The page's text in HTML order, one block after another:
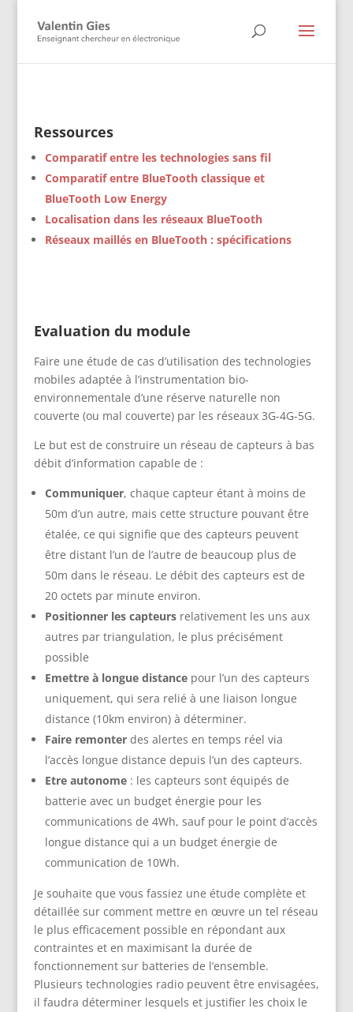
Ressources
Comparatif entre les technologies sans fil
Comparatif entre BlueTooth classique et
BlueTooth Low Energy
Localisation dans les réseaux BlueTooth
Réseaux maillés en BlueTooth : spécifications
Evaluation du module
Faire une étude de cas d’utilisation des technologies
mobiles adaptée à l’instrumentation bio-
environnementale d’une réserve naturelle non
couverte (ou mal couverte) par les réseaux 3G-4G-5G.
Le but est de construire un réseau de capteurs à bas
débit d’information capable de :
Communiquer, chaque capteur étant à moins de
50m d’un autre, mais cette structure pouvant être
étalée, ce qui signifie que des capteurs peuvent
être distant l’un de l’autre de beaucoup plus de
50m dans le réseau. Le débit des capteurs est de
20 octets par minute environ.
Positionner les capteursrelativement les uns aux
autres par triangulation, le plus précisément
possible
Emettre à longue distancepour l’un des capteurs
uniquement, qui sera relié à une liaison longue
distance (10km environ) à déterminer.
Faire remonterdes alertes en temps réel via
l’accès longue distance depuis l’un des capteurs.
Etre autonome: les capteurs sont équipés de
batterie avec un budget énergie pour les
communications de 4Wh, sauf pour le point d’accès
longue distance qui a un budget énergie de
communication de 10Wh.
Je souhaite que vous fassiez une étude complète et
détaillée sur comment mettre en œuvre un tel réseau
le plus efficacement possible en répondant aux
contraintes et en maximisant la durée de
fonctionnement sur batteries de l’ensemble.
Plusieurs technologies radio peuvent être envisagées,
il faudra déterminer lesquels et justifier les choix le